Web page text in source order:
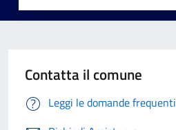
Contatta il comune
Leggi le domande frequenti